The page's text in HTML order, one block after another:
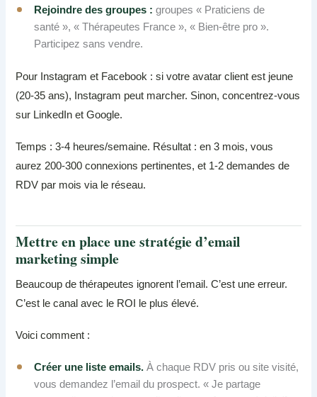
Rejoindre des groupes : groupes « Praticiens de
santé », « Thérapeutes France », « Bien-être pro ».
Participez sans vendre.
Pour Instagram et Facebook : si votre avatar client est jeune
(20-35 ans), Instagram peut marcher. Sinon, concentrez-vous
sur LinkedIn et Google.
Temps : 3-4 heures/semaine. Résultat : en 3 mois, vous
aurez 200-300 connexions pertinentes, et 1-2 demandes de
RDV par mois via le réseau.
Mettre en place une stratégie d’email
marketing simple
Beaucoup de thérapeutes ignorent l’email. C’est une erreur.
C’est le canal avec le ROI le plus élevé.
Voici comment :
Créer une liste emails. À chaque RDV pris ou site visité,
vous demandez l’email du prospect. « Je partage